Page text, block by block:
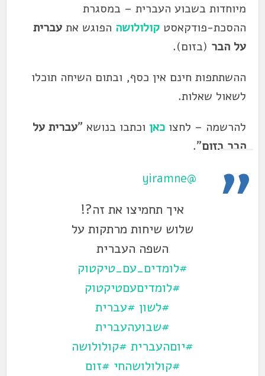
מיוחדות בשבוע העברית – במסגרת
ההסכת-פודקאסטקולולושה הפוגש אתעברית
על הבר (בזום).
ההשתתפות חינם אין כסף, ובתום השיחה תוכלו
לשאול שאלות.
להרשמה – לחצוכאן וכתבו בנושא "עברית על
הבר בזום".
@yiramne
איך תחמיצו את זה?!
שלוש שיחות מרתקות על
השפה העברית
#לומדים_עם_טיקטוק
#לומדיםעםטיקטוק
#לשון #עברית
#שבועהעברית
#יוםהעברית #קולולושה
#קולולושהחי #זום